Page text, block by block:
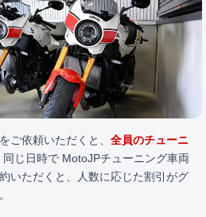
ご依頼いただくと、 全員のチューニ
同じ日時で MotoJPチューニング車両
いただくと、人数に応じた割引がグ